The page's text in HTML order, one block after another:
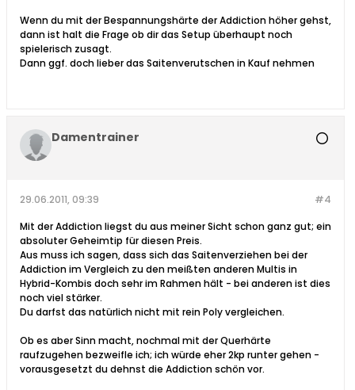
Wenn du mit der Bespannungshärte der Addiction höher gehst,
dann ist halt die Frage ob dir das Setup überhaupt noch
spielerisch zusagt.
Dann ggf. doch lieber das Saitenverutschen in Kauf nehmen
Damentrainer
#4
29.06.2011, 09:39
Mit der Addiction liegst du aus meiner Sicht schon ganz gut; ein
absoluter Geheimtip für diesen Preis.
Aus muss ich sagen, dass sich das Saitenverziehen bei der
Addiction im Vergleich zu den meißten anderen Multis in
Hybrid-Kombis doch sehr im Rahmen hält - bei anderen ist dies
noch viel stärker.
Du darfst das natürlich nicht mit rein Poly vergleichen.
Ob es aber Sinn macht, nochmal mit der Querhärte
raufzugehen bezweifle ich; ich würde eher 2kp runter gehen -
vorausgesetzt du dehnst die Addiction schön vor.